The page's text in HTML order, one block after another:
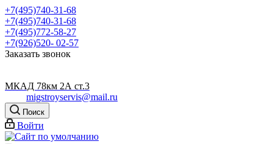
+7(495)740-31-68
+7(495)740-31-68
+7(495)772-58-27
+7(926)520- 02-57
Заказать звонок
МКАД 78км 2А ст.3
migstroyservis@mail.ru
Поиск
Войти